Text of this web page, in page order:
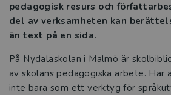
pedagogisk resurs och
del av verksamheten kan
än text på en sida.
På Nydalaskolan i Malmö är
av skolans pedagogiska arbete. Här
inte bara som ett verktyg för